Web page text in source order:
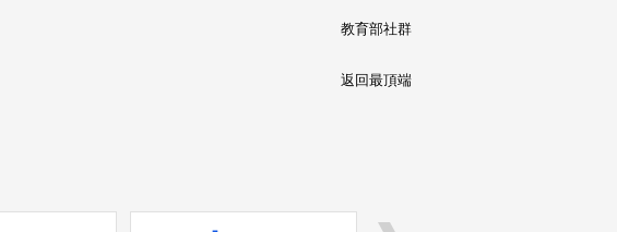
教育部社群
返回最頂端